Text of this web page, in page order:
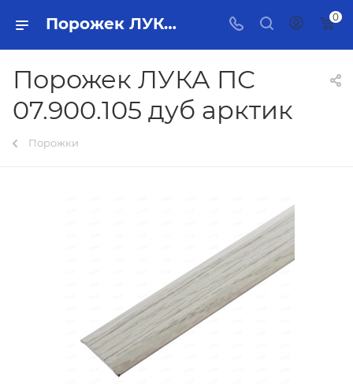
Порожек ЛУКА ПС 07.900.105 дуб арктик Тольятти - купить в интернет-магазине, каталог с ценами и характеристиками 0
Порожек ЛУКА ПС
07.900.105 дуб арктик
Порожки